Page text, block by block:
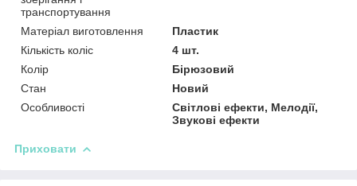
транспортування
Матеріал виготовлення
Пластик
Кількість коліс
4 шт.
Колір
Бірюзовий
Стан
Новий
Особливості
Світлові ефекти, Мелодії,
Звукові ефекти
Приховати